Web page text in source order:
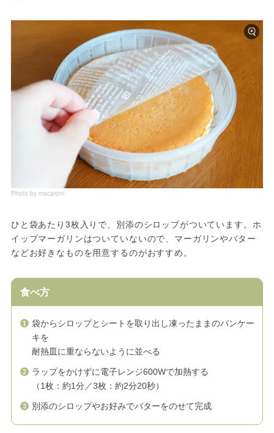
Photo by macaroni
ひと袋あたり3枚入りで、別添のシロップがついています。ホ
イップマーガリンはついていないので、マーガリンやバター
などお好きなものを用意するのがおすすめ。
食べ方
袋からシロップとシートを取り出し凍ったままのパンケー
キを
耐熱皿に重ならないように並べる
ラップをかけずに電子レンジ600Wで加熱する
（1枚：約1分／3枚：約2分20秒）
別添のシロップやお好みでバターをのせて完成